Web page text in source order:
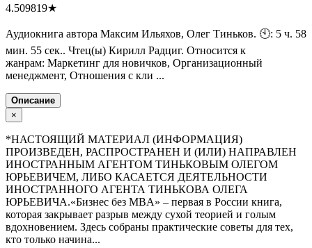
4.509819★
Аудиокнига автора Максим Ильяхов, Олег Тиньков. 🕙: 5 ч. 58
мин. 55 сек.. Чтец(ы) Кирилл Радциг. Относится к
жанрам: Маркетинг для новичков, Организационный
менеджмент, Отношения с кли ...
Описание
×
*НАСТОЯЩИЙ МАТЕРИАЛ (ИНФОРМАЦИЯ)
ПРОИЗВЕДЕН, РАСПРОСТРАНЕН И (ИЛИ) НАПРАВЛЕН
ИНОСТРАННЫМ АГЕНТОМ ТИНЬКОВЫМ ОЛЕГОМ
ЮРЬЕВИЧЕМ, ЛИБО КАСАЕТСЯ ДЕЯТЕЛЬНОСТИ
ИНОСТРАННОГО АГЕНТА ТИНЬКОВА ОЛЕГА
ЮРЬЕВИЧА.«Бизнес без MBA» – первая в России книга,
которая закрывает разрыв между сухой теорией и голым
вдохновением. Здесь собраны практические советы для тех,
кто только начина...